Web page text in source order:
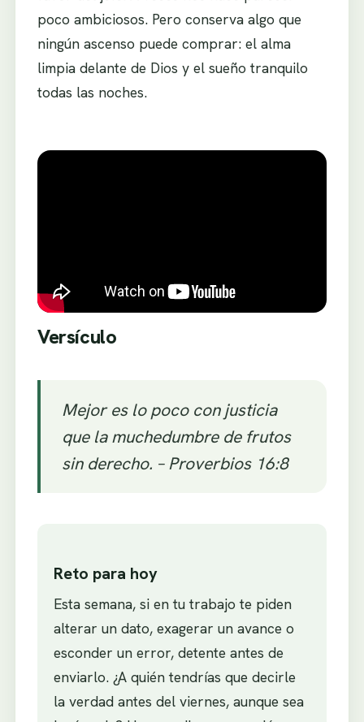
poco ambiciosos. Pero conserva algo que
ningún ascenso puede comprar: el alma
limpia delante de Dios y el sueño tranquilo
todas las noches.
Versículo
Mejor es lo poco con justicia
que la muchedumbre de frutos
sin derecho. – Proverbios 16:8
Reto para hoy
Esta semana, si en tu trabajo te piden
alterar un dato, exagerar un avance o
esconder un error, detente antes de
enviarlo. ¿A quién tendrías que decirle
la verdad antes del viernes, aunque sea